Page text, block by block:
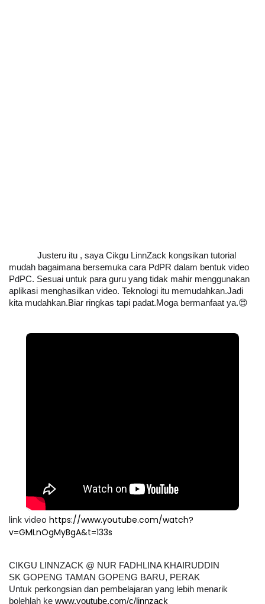
Justeru itu , saya Cikgu LinnZack kongsikan tutorial
mudah bagaimana bersemuka cara PdPR dalam bentuk video
PdPC. Sesuai untuk para guru yang tidak mahir menggunakan
aplikasi menghasilkan video. Teknologi itu memudahkan.Jadi
kita mudahkan.Biar ringkas tapi padat.Moga bermanfaat ya.😍
link video https://www.youtube.com/watch?
v=GMLnOgMyBgA&t=133s
CIKGU LINNZACK @ NUR FADHLINA KHAIRUDDIN
SK GOPENG TAMAN GOPENG BARU, PERAK
Untuk perkongsian dan pembelajaran yang lebih menarik
bolehlah ke www.youtube.com/c/linnzack